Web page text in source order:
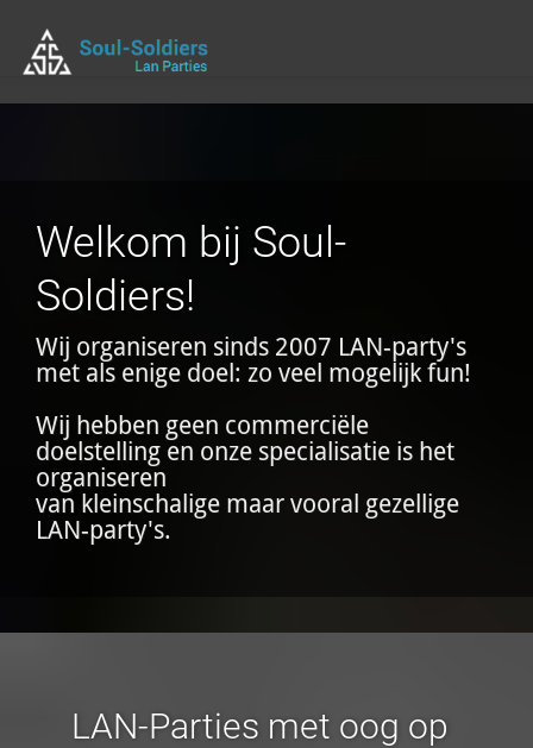
Welkom bij Soul-
Soldiers!
Wij organiseren sinds 2007 LAN-party's
met als enige doel: zo veel mogelijk fun!
Wij hebben geen commerciële
doelstelling en onze specialisatie is het
organiseren
van kleinschalige maar vooral gezellige
LAN-party's.
LAN-Parties met oog op